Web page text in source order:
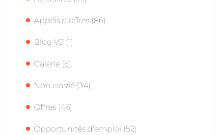
Appels d'offres (86)
Blog V2 (1)
Galerie (5)
Non classé (34)
Offres (46)
Opportunités d'emploi (52)